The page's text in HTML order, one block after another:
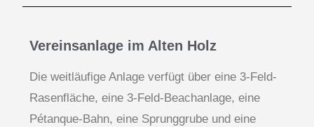
Vereinsanlage im Alten Holz
Die weitläufige Anlage verfügt über eine 3-Feld-
Rasenfläche, eine 3-Feld-Beachanlage, eine
Pétanque-Bahn, eine Sprunggrube und eine